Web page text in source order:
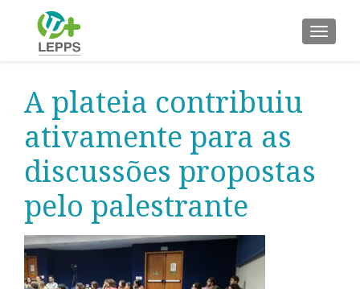
A plateia contribuiu
ativamente para as
discussões propostas
pelo palestrante